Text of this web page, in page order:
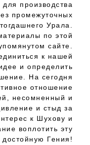
для производства
промежуточных
Урала.
по этой
сайте.
к нашей
и определить
На сегодня
отношение
несомненный и
и стыд за
к Шухову и
воплотить эту
Гения!